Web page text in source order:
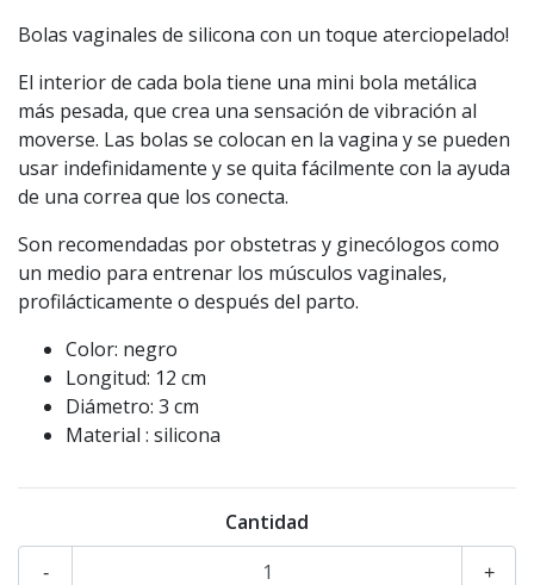
Bolas vaginales de silicona con un toque aterciopelado!
El interior de cada bola tiene una mini bola metálica
más pesada, que crea una sensación de vibración al
moverse. Las bolas se colocan en la vagina y se pueden
usar indefinidamente y se quita fácilmente con la ayuda
de una correa que los conecta.
Son recomendadas por obstetras y ginecólogos como
un medio para entrenar los músculos vaginales,
profilácticamente o después del parto.
Color: negro
Longitud: 12 cm
Diámetro: 3 cm
Material : silicona
Cantidad
+
-